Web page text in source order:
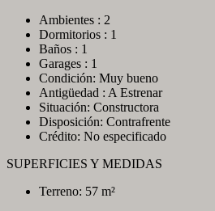
Ambientes : 2
Dormitorios : 1
Baños : 1
Garages : 1
Condición: Muy bueno
Antigüedad : A Estrenar
Situación: Constructora
Disposición: Contrafrente
Crédito: No especificado
SUPERFICIES Y MEDIDAS
Terreno: 57 m²